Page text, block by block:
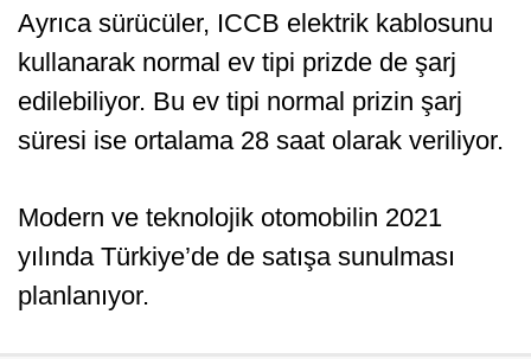
Ayrıca sürücüler, ICCB elektrik kablosunu
kullanarak normal ev tipi prizde de şarj
edilebiliyor. Bu ev tipi normal prizin şarj
süresi ise ortalama 28 saat olarak veriliyor.
Modern ve teknolojik otomobilin 2021
yılında Türkiye’de de satışa sunulması
planlanıyor.